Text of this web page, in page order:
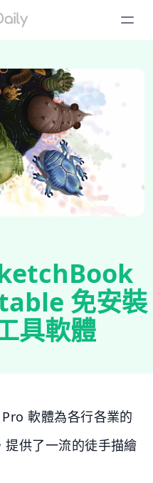
免安裝
具軟體
軟體為各行各業的
供了一流的徒手描繪